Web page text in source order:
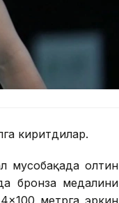
киритдилар.
мусобақада олтин
бронза медалини
метрга эркин